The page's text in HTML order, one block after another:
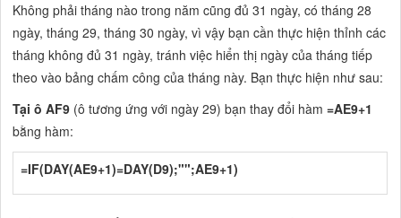
Không phải tháng nào trong năm cũng đủ 31 ngày, có tháng 28
ngày, tháng 29, tháng 30 ngày, vì vậy bạn cần thực hiện thỉnh các
tháng không đủ 31 ngày, tránh việc hiển thị ngày của tháng tiếp
theo vào bảng chấm công của tháng này. Bạn thực hiện như sau:
Tại ô AF9 (ô tương ứng với ngày 29) bạn thay đổi hàm=AE9+1
bằng hàm:
=IF(DAY(AE9+1)=DAY(D9);"";AE9+1)